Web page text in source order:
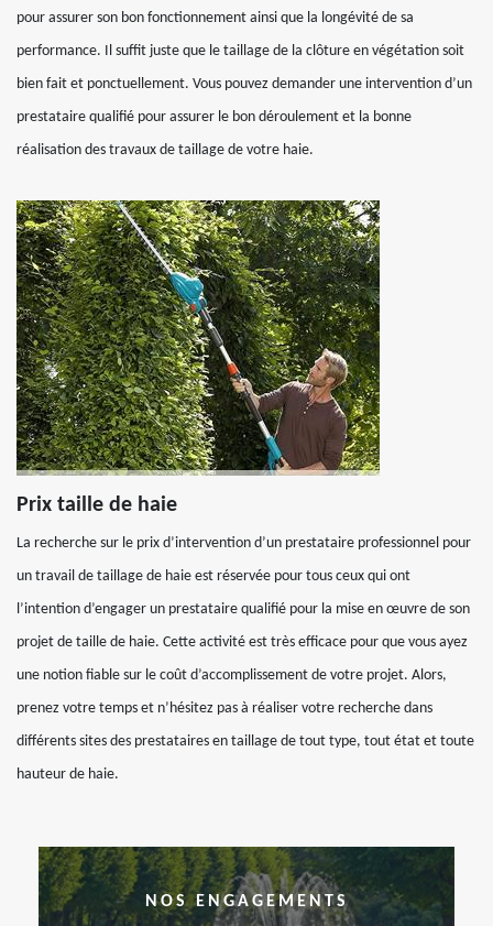
pour assurer son bon fonctionnement ainsi que la longévité de sa
performance. Il suffit juste que le taillage de la clôture en végétation soit
bien fait et ponctuellement. Vous pouvez demander une intervention d’un
prestataire qualifié pour assurer le bon déroulement et la bonne
réalisation des travaux de taillage de votre haie.
Prix taille de haie
La recherche sur le prix d’intervention d’un prestataire professionnel pour
un travail de taillage de haie est réservée pour tous ceux qui ont
l’intention d’engager un prestataire qualifié pour la mise en œuvre de son
projet de taille de haie. Cette activité est très efficace pour que vous ayez
une notion fiable sur le coût d’accomplissement de votre projet. Alors,
prenez votre temps et n’hésitez pas à réaliser votre recherche dans
différents sites des prestataires en taillage de tout type, tout état et toute
hauteur de haie.
NOS ENGAGEMENTS